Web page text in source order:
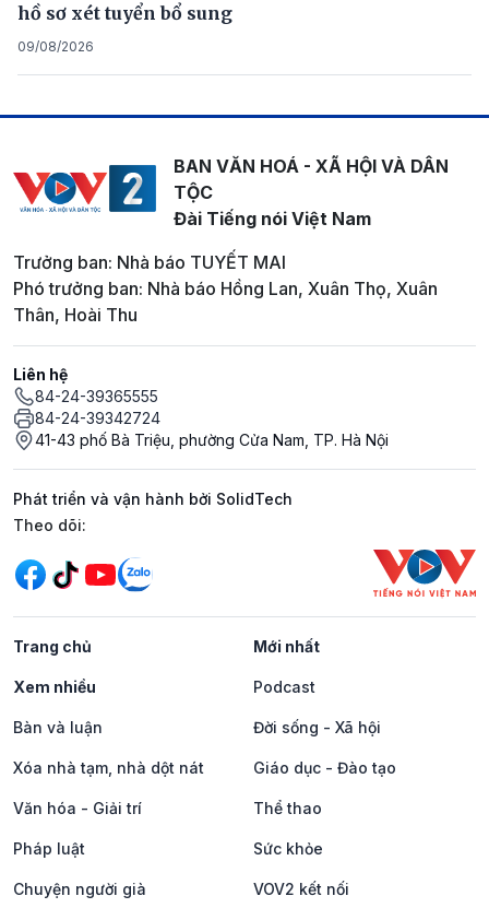
hồ sơ xét tuyển bổ sung
09/08/2026
BAN VĂN HOÁ - XÃ HỘI VÀ DÂN
TỘC
Đài Tiếng nói Việt Nam
Trưởng ban: Nhà báo TUYẾT MAI
Phó trưởng ban: Nhà báo Hồng Lan, Xuân Thọ, Xuân
Thân, Hoài Thu
Liên hệ
84-24-39365555
84-24-39342724
41-43 phố Bà Triệu, phường Cửa Nam, TP. Hà Nội
Phát triển và vận hành bởi SolidTech
Mạng xã hội
Theo dõi:
Trang chủ Mới nhất
Xem nhiều Podcast
Bàn và luận Đời sống - Xã hội
Xóa nhà tạm, nhà dột nát Giáo dục - Đào tạo
Văn hóa - Giải trí Thể thao
Pháp luật Sức khỏe
Chuyện người già VOV2 kết nối